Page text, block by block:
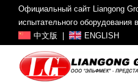
Официальный сайт Liangong
испытательного оборудования
中文版
ENGLISH